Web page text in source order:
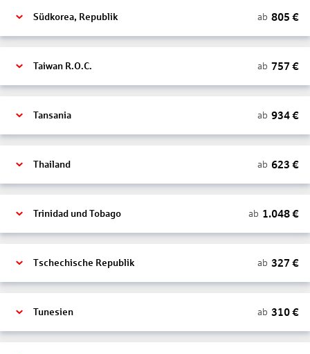
Südkorea, Republik ab 805 €
Taiwan R.O.C. ab 757 €
Tansania ab 934€
Thailand ab 623 €
Trinidad und Tobago ab 1.048€
Tschechische Republik ab 327 €
Tunesien ab 310€